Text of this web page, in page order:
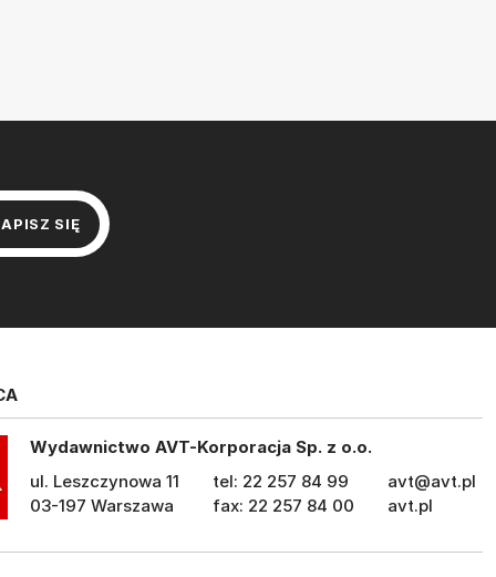
Wydawnictwo AVT-Korporacja Sp. z o.o.
ul. Leszczynowa 11
03-197 Warszawa
tel: 22 257 84 99
fax: 22 257 84 00
avt@avt.pl
avt.pl